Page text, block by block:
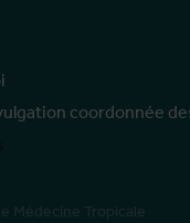
coordonnée
Médecine Tropicale